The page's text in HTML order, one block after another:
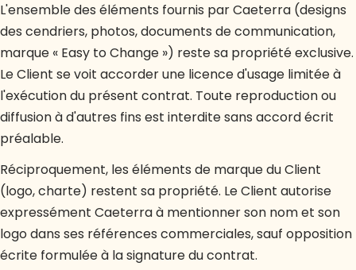
L'ensemble des éléments fournis par Caeterra (designs
des cendriers, photos, documents de communication,
marque « Easy to Change ») reste sa propriété exclusive.
Le Client se voit accorder une licence d'usage limitée à
l'exécution du présent contrat. Toute reproduction ou
diffusion à d'autres fins est interdite sans accord écrit
préalable.
Réciproquement, les éléments de marque du Client
(logo, charte) restent sa propriété. Le Client autorise
expressément Caeterra à mentionner son nom et son
logo dans ses références commerciales, sauf opposition
écrite formulée à la signature du contrat.